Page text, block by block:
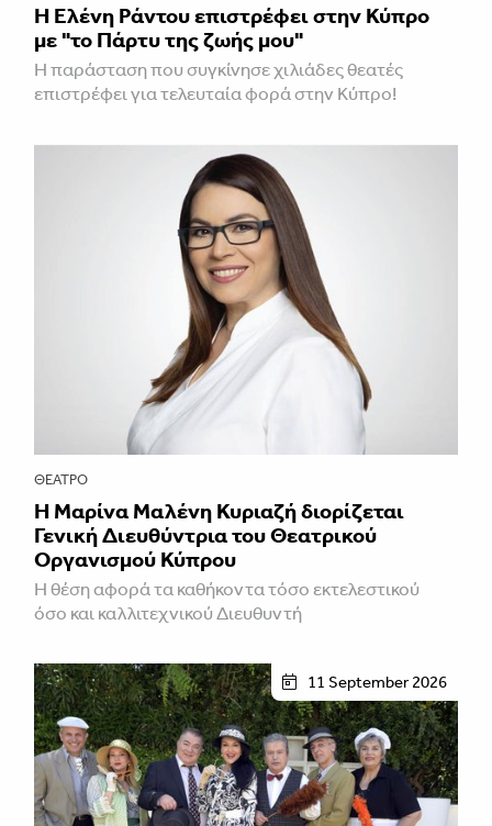
H Ελένη Ράντου επιστρέφει στην Κύπρο
με "το Πάρτυ της ζωής μου"
Η παράσταση που συγκίνησε χιλιάδες θεατές
επιστρέφει για τελευταία φορά στην Κύπρο!
ΘΈΑΤΡΟ
Η Μαρίνα Μαλένη Κυριαζή διορίζεται
Γενική Διευθύντρια του Θεατρικού
Οργανισμού Κύπρου
Η θέση αφορά τα καθήκοντα τόσο εκτελεστικού
όσο και καλλιτεχνικού Διευθυντή
11 September 2026